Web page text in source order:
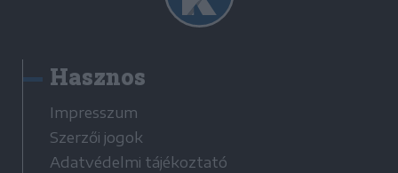
Hasznos
Impresszum
Szerzői jogok
Adatvédelmi tájékoztató